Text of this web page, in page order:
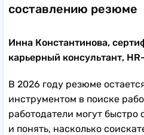
составлению резюме
Инна Константинова,
карьерный консультант,
В 2026 году резюме
инструментом в поиске
работодатели могут
и понять, насколько